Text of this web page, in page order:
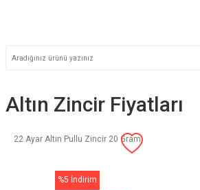
Altın Zincir Fiyatları
22 Ayar Altın Pullu Zincir 20 Gram
%5 İndirim